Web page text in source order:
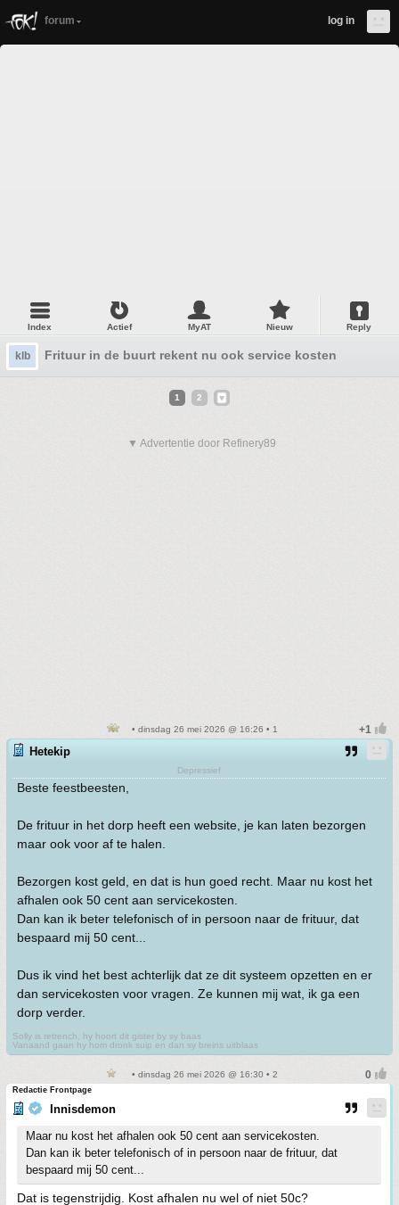
forum log in
Index Actief MyAT Nieuw Reply
klb Frituur in de buurt rekent nu ook service kosten
1 2
▼ Advertentie door Refinery89
• dinsdag 26 mei 2026 @ 16:26 • 1
Hetekip
Depressief
Beste feestbeesten,
De frituur in het dorp heeft een website, je kan laten bezorgen
maar ook voor af te halen.
Bezorgen kost geld, en dat is hun goed recht. Maar nu kost het
afhalen ook 50 cent aan servicekosten.
Dan kan ik beter telefonisch of in persoon naar de frituur, dat
bespaard mij 50 cent...
Dus ik vind het best achterlijk dat ze dit systeem opzetten en er
dan servicekosten voor vragen. Ze kunnen mij wat, ik ga een
dorp verder.
Solly is retrench, hy hoort dit gister by sy baas
Vanaand gaan hy hom dronk suip en dan sy breins uitblaas
• dinsdag 26 mei 2026 @ 16:30 • 2
Redactie Frontpage
Innisdemon
Maar nu kost het afhalen ook 50 cent aan servicekosten.
Dan kan ik beter telefonisch of in persoon naar de frituur, dat
bespaard mij 50 cent...
Dat is tegenstrijdig. Kost afhalen nu wel of niet 50c?